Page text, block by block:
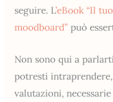
seguire. L’eBook “Il
moodboard”può
Non sono qui a
potresti
valutazioni,